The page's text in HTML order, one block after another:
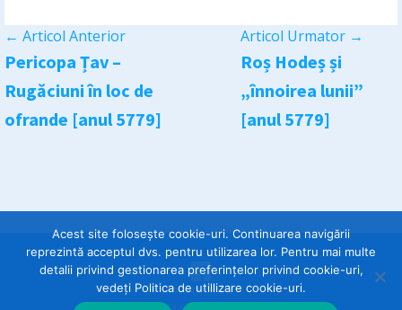
← Articol Anterior
Pericopa Țav –
Rugăciuni în loc de
ofrande [anul 5779]
Articol Urmator →
Roș Hodeș și
„înnoirea lunii”
[anul 5779]
Politica cookies
Politica confidentialitate
Acest site folosește cookie-uri. Continuarea navigării
reprezintă acceptul dvs. pentru utilizarea lor. Pentru mai multe
detalii privind gestionarea preferințelor privind cookie-uri,
vedeți Politica de utillizare cookie-uri.